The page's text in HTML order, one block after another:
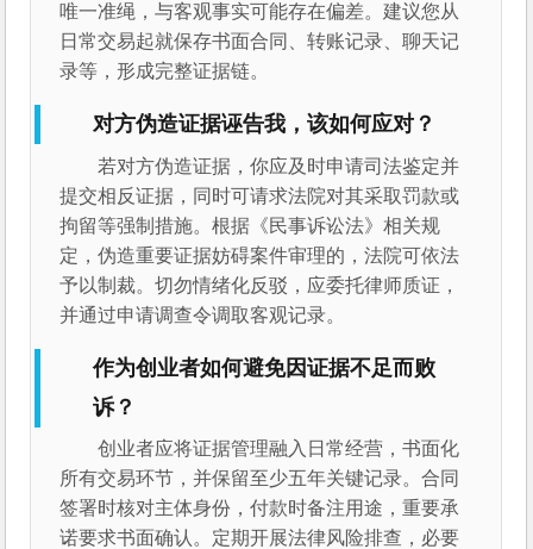
唯一准绳，与客观事实可能存在偏差。建议您从
日常交易起就保存书面合同、转账记录、聊天记
录等，形成完整证据链。
对方伪造证据诬告我，该如何应对？
若对方伪造证据，你应及时申请司法鉴定并
提交相反证据，同时可请求法院对其采取罚款或
拘留等强制措施。根据《民事诉讼法》相关规
定，伪造重要证据妨碍案件审理的，法院可依法
予以制裁。切勿情绪化反驳，应委托律师质证，
并通过申请调查令调取客观记录。
作为创业者如何避免因证据不足而败
诉？
创业者应将证据管理融入日常经营，书面化
所有交易环节，并保留至少五年关键记录。合同
签署时核对主体身份，付款时备注用途，重要承
诺要求书面确认。定期开展法律风险排查，必要